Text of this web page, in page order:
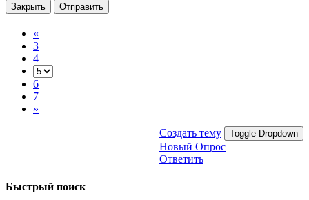
Закрыть Отправить
«
3
4
6
7
»
Создать тему Toggle Dropdown
Новый Опрос
Ответить
Быстрый поиск